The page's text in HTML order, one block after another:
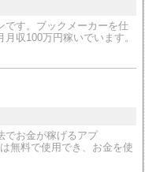
です。ブックメーカーを仕
収100万円稼いでいます。
でお金が稼げるアプ
料で使用でき、お金を使